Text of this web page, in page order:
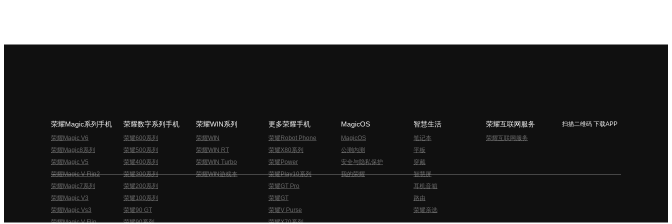
荣耀Magic系列手机
荣耀Magic V6
荣耀Magic8系列
荣耀Magic V5
荣耀Magic V Flip2
荣耀Magic7系列
荣耀Magic V3
荣耀Magic Vs3
荣耀Magic V Flip
荣耀数字系列手机
荣耀600系列
荣耀500系列
荣耀400系列
荣耀300系列
荣耀200系列
荣耀100系列
荣耀90 GT
荣耀90系列
荣耀WIN系列
荣耀WIN
荣耀WIN RT
荣耀WIN Turbo
荣耀WIN游戏本
更多荣耀手机
荣耀Robot Phone
荣耀X80系列
荣耀Power
荣耀Play10系列
荣耀GT Pro
荣耀GT
荣耀V Purse
荣耀X70系列
MagicOS
MagicOS
公测内测
安全与隐私保护
我的荣耀
智慧生活
笔记本
平板
穿戴
智慧屏
耳机音箱
路由
荣耀亲选
荣耀互联网服务
荣耀互联网服务
扫描二维码 下载APP